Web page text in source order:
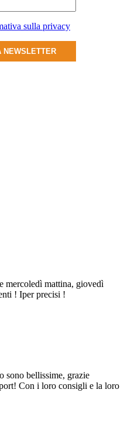
sulla privacy
NEWSLETTER
mercoledì mattina, giovedì
! Iper precisi !
sono bellissime, grazie
Con i loro consigli e la loro